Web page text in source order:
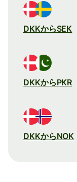
DKKからSEK
DKKからPKR
DKKからNOK